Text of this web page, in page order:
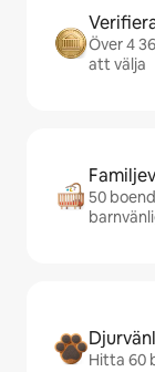
Över 4
att välja
50
Hitta 60